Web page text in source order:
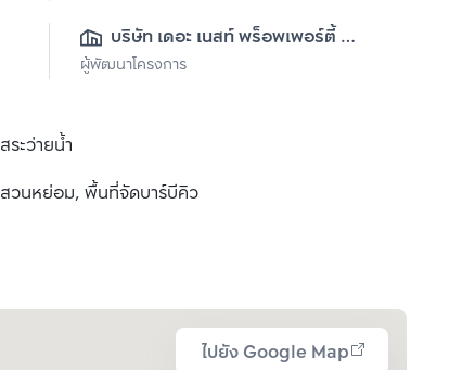
บริษัท เดอะ เนสท์ พร็อพเพอร์ตี้
จำกัด
ผู้พัฒนาโครงการ
สระว่ายน้ำ
สวนหย่อม, พื้นที่จัดบาร์บีคิว
ไปยัง Google Map